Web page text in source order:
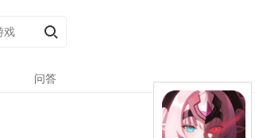
问答